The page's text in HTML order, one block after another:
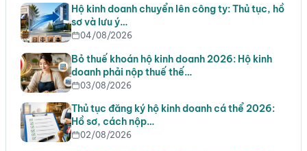
Hộ kinh doanh chuyển lên công ty: Thủ tục, hồ
sơ và lưu ý…
04/08/2026
Bỏ thuế khoán hộ kinh doanh 2026: Hộ kinh
doanh phải nộp thuế thế…
03/08/2026
Thủ tục đăng ký hộ kinh doanh cá thể 2026:
Hồ sơ, cách nộp…
02/08/2026